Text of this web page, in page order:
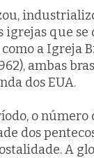
igrejas que
a Igreja
ambas
dos EUA.
o número
dos
. A gl